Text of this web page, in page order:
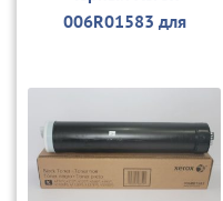
006R01583 для